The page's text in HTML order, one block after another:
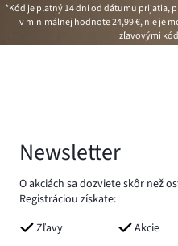
*Kód je platný 14 dní od dátumu prijatia,
v minimálnej hodnote24,99 €, nie je
zľavovými
Newsletter
O akciách sa dozviete skôr než
Registráciou získate:
Zľavy
Akcie